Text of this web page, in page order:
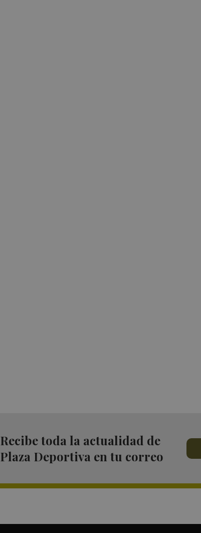
Recibe toda la actualidad de
Plaza Deportiva en tu correo